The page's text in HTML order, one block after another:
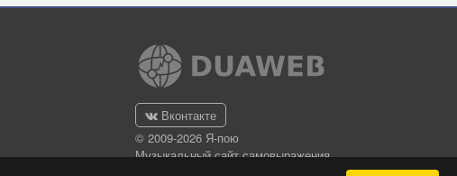
Вконтакте
© 2009-2026 Я-пою
Музыкальный сайт самовыражения